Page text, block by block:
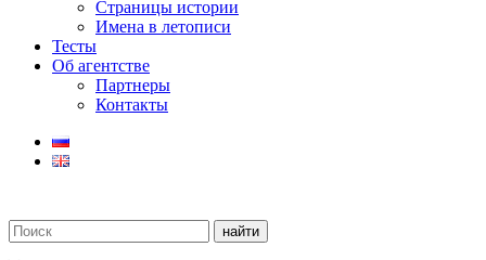
Страницы истории
Имена в летописи
Тесты
Об агентстве
Партнеры
Контакты